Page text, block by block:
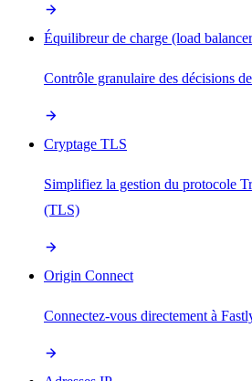
Équilibreur de charge (load
Contrôle granulaire des décisions
Cryptage TLS
Simplifiez la gestion du protocole
(TLS)
Origin Connect
Connectez-vous directement à